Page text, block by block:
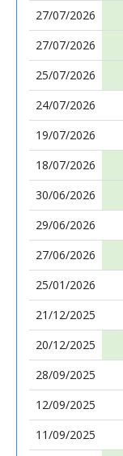
27/07/2026
27/07/2026
25/07/2026
24/07/2026
19/07/2026
18/07/2026
30/06/2026
29/06/2026
27/06/2026
25/01/2026
21/12/2025
20/12/2025
28/09/2025
12/09/2025
11/09/2025